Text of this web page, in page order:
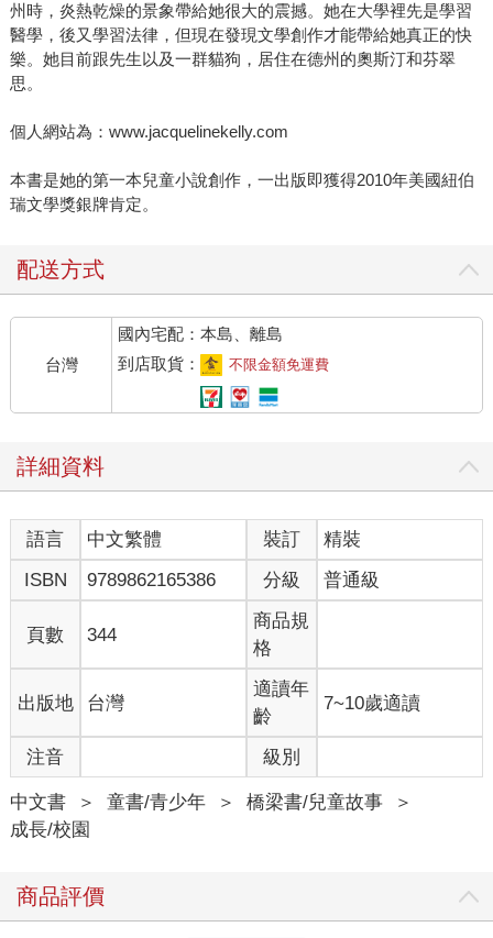
州時，炎熱乾燥的景象帶給她很大的震撼。她在大學裡先是學習
醫學，後又學習法律，但現在發現文學創作才能帶給她真正的快
樂。她目前跟先生以及一群貓狗，居住在德州的奧斯汀和芬翠
思。
個人網站為：www.jacquelinekelly.com
本書是她的第一本兒童小說創作，一出版即獲得2010年美國紐伯
瑞文學獎銀牌肯定。
配送方式
台灣
國內宅配：本島、離島
到店取貨：
不限金額免運費
詳細資料
語言 中文繁體 裝訂
精裝
ISBN
9789862165386 分級 普通級
頁數 344
商品規
格
出版地 台灣
適讀年
齡
7~10歲適讀
注音 級別
中文書 ＞ 童書/青少年 ＞ 橋梁書/兒童故事
＞
成長/校園
商品評價